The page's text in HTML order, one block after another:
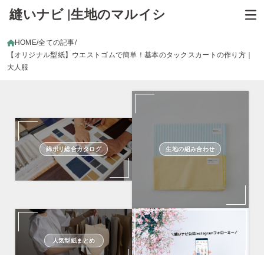
縫いナビ |生地のマルイシ
HOME 全ての記事
【オリジナル型紙】ウエストゴムで簡単！基本のタックスカートの作り方｜
大人服
綿ポリ総合カタログ 生地の組み合わせ
人気型紙まとめ